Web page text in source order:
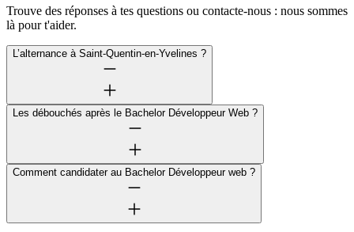
Trouve des réponses à tes questions ou contacte-nous : nous sommes
là pour t'aider.
L’alternance à Saint-Quentin-en-Yvelines ?
Les débouchés après le Bachelor Développeur Web ?
Comment candidater au Bachelor Développeur web ?